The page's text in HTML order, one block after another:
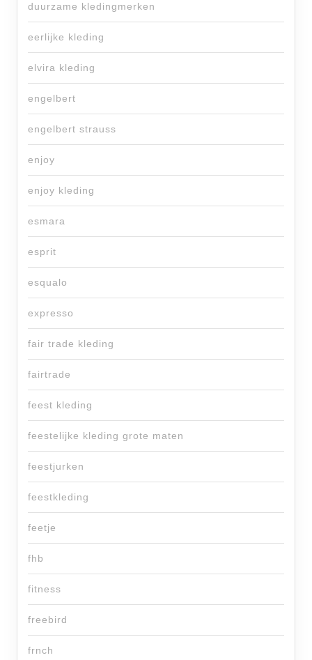
duurzame kledingmerken
eerlijke kleding
elvira kleding
engelbert
engelbert strauss
enjoy
enjoy kleding
esmara
esprit
esqualo
expresso
fair trade kleding
fairtrade
feest kleding
feestelijke kleding grote maten
feestjurken
feestkleding
feetje
fhb
fitness
freebird
frnch